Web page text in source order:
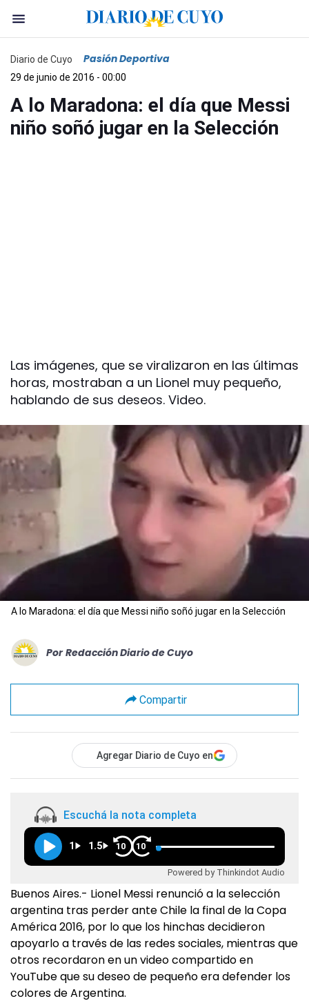
Diario de Cuyo Pasión Deportiva
29 de junio de 2016 - 00:00
A lo Maradona: el día que Messi
niño soñó jugar en la Selección
Las imágenes, que se viralizaron en las últimas
horas, mostraban a un Lionel muy pequeño,
hablando de sus deseos. Video.
A lo Maradona: el día que Messi niño soñó jugar en la Selección
Por Redacción Diario de Cuyo
Compartir
Agregar Diario de Cuyo en
Escuchá la nota completa
1 1.5 10 10
Powered by Thinkindot Audio
Buenos Aires.- Lionel Messi renunció a la selección
argentina tras perder ante Chile la final de la Copa
América 2016, por lo que los hinchas decidieron
apoyarlo a través de las redes sociales, mientras que
otros recordaron en un video compartido en
YouTube que su deseo de pequeño era defender los
colores de Argentina.